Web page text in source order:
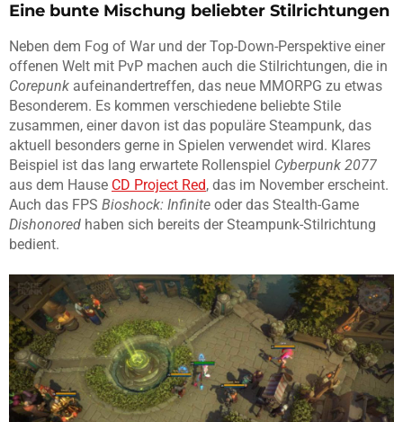
Eine bunte Mischung beliebter Stilrichtungen
Neben dem Fog of War und der Top-Down-Perspektive einer
offenen Welt mit PvP machen auch die Stilrichtungen, die in
Corepunk aufeinandertreffen, das neue MMORPG zu etwas
Besonderem. Es kommen verschiedene beliebte Stile
zusammen, einer davon ist das populäre Steampunk, das
aktuell besonders gerne in Spielen verwendet wird. Klares
Beispiel ist das lang erwartete Rollenspiel Cyberpunk 2077
aus dem Hause CD Project Red, das im November erscheint.
Auch das FPS Bioshock: Infinite oder das Stealth-Game
Dishonored haben sich bereits der Steampunk-Stilrichtung
bedient.